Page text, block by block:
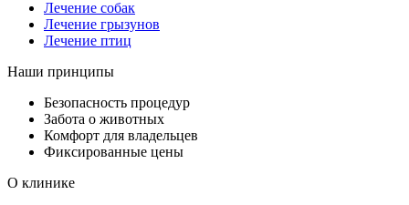
Лечение собак
Лечение грызунов
Лечение птиц
Наши принципы
Безопасность процедур
Забота о животных
Комфорт для владельцев
Фиксированные цены
О клинике